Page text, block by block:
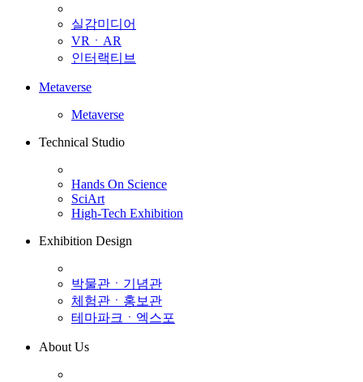
실감미디어
VRㆍAR
인터랙티브
Metaverse
Metaverse
Technical Studio
Hands On Science
SciArt
High-Tech Exhibition
Exhibition Design
박물관ㆍ기념관
체험관ㆍ홍보관
테마파크ㆍ엑스포
About Us